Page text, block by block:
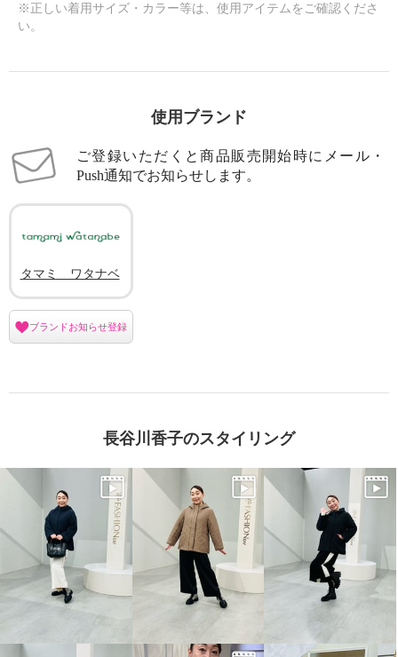
※正しい着用サイズ・カラー等は、使用アイテムをご確認くださ
い。
使用ブランド
ご登録いただくと商品販売開始時にメール・
Push通知でお知らせします。
タマミ ワタナベ
ブランドお知らせ登録
長谷川香子のスタイリング